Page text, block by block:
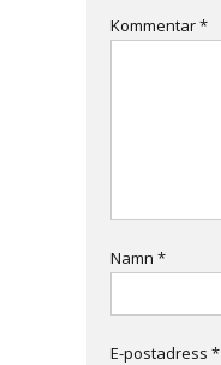
Kommentar*
Namn *
E-postadress *